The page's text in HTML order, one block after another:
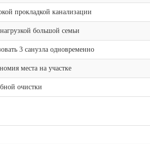
прокладкой канализации
большой семьи
3 санузла одновременно
места на участке
очистки